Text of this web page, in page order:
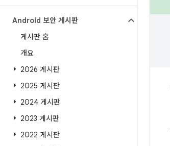
Android 보안 게시판
게시판 홈
개요
2026 게시판
2025 게시판
2024 게시판
2023 게시판
2022 게시판